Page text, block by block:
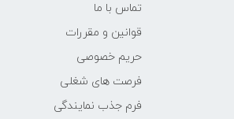
تماس با ما
قوانین و مقررات
حریم خصوصی
فرصت های شغلی
فرم جذب نمایندگی